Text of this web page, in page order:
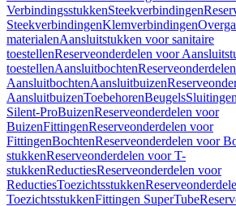
VerbindingsstukkenSteekverbindingen
SteekverbindingenKlemverbindingen
materialenAansluitstukken voor sanitaire
toestellenReserveonderdelen voor
toestellenAansluitbochten
AansluitbochtenAansluitbuizen
AansluitbuizenToebehorenBeugelsSluitingen
Silent-ProBuizenReserveonderdelen voor
BuizenFittingenReserveonderdelen voor
FittingenBochtenReserveonderdelen voor
stukkenReserveonderdelen voor T-
stukkenReductiesReserveonderdelen voor
ReductiesToezichtsstukken
ToezichtsstukkenFittingen SuperTube